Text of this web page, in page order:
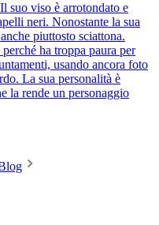
suo viso è arrotondato e
neri. Nonostante la sua
piuttosto sciattona.
ha troppa paura per
usando ancora foto
La sua personalità è
la rende un personaggio